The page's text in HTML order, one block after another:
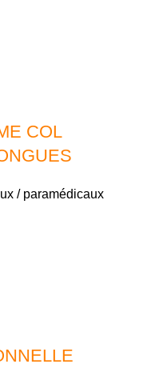
COL
/ paramédicaux